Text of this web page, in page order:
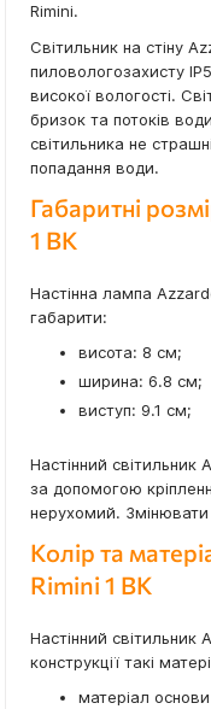
Rimini.
Світильник на стіну
пиловологозахисту
високої вологості.
бризок та потоків
світильника не
попадання води.
Габаритні
1 BK
Настінна лампа
габарити:
висота: 8 см;
ширина: 6.8 см;
виступ: 9.1 см;
Настінний
за допомогою
нерухомий.
Колір та
Rimini 1 BK
Настінний світильник
конструкції такі
матеріал